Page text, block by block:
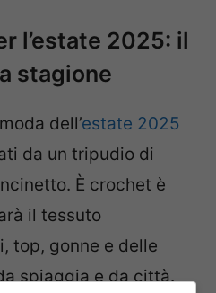
l’estate 2025: il
stagione
dell’estate 2025
da un tripudio di
È crochet è
il tessuto
top, gonne e delle
spiaggia e da città.